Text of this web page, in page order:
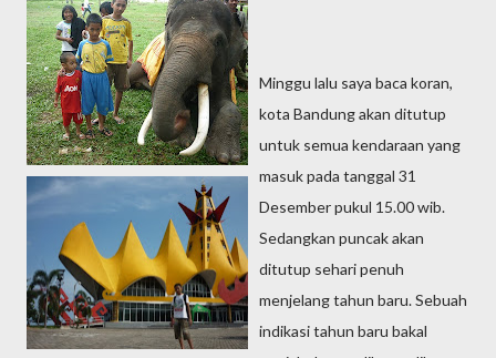
Minggu lalu saya baca koran,
kota Bandung akan ditutup
untuk semua kendaraan yang
masuk pada tanggal 31
Desember pukul 15.00 wib.
Sedangkan puncak akan
ditutup sehari penuh
menjelang tahun baru. Sebuah
indikasi tahun baru bakal